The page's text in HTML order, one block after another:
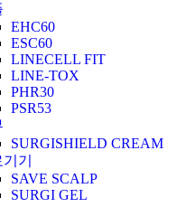
EHC60
ESC60
LINECELL FIT
LINE-TOX
PHR30
PSR53
SURGISHIELD CREAM
기
SAVE SCALP
SURGI GEL